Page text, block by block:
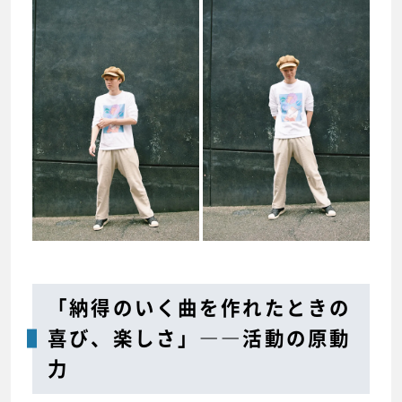
「納得のいく曲を作れたときの
喜び、楽しさ」――活動の原動
力